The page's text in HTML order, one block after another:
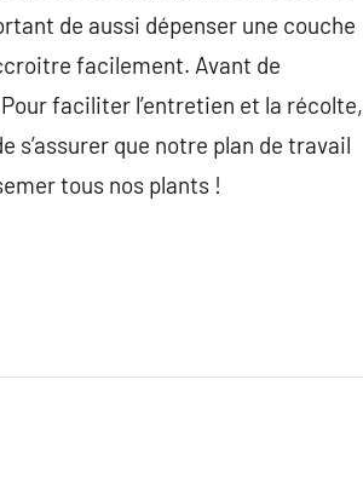
de aussi dépenser une couche
facilement. Avant de
faciliter l’entretien et la récolte,
que notre plan de travail
tous nos plants !